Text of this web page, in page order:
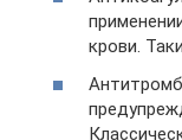
крови.